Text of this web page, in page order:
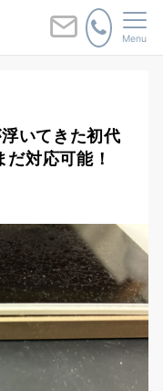
Menu
いてきた初代
対応可能！